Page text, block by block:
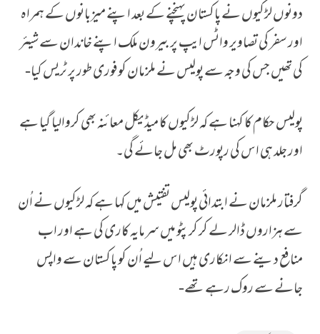
دونوں لڑکیوں نے پاکستان پہنچنے کے بعد اپنے میزبانوں کے ہمراہ
اور سفر کی تصاویر واٹس ایپ پر بیرون ملک اپنے خاندان سے شیئر
کی تھیں جس کی وجہ سے پولیس نے ملزمان کو فوری طور پر ٹریس کیا-
پولیس حکام کا کہنا ہے کہ لڑکیوں کا میڈیکل معائنہ بھی کروالیا گیا ہے
اور جلد ہی اس کی رپورٹ بھی مل جائے گی۔
گرفتار ملزمان نے ابتدائی پولیس تفتیش میں‌ کہا ہے کہ لڑکیوں نے اُن
سے ہزاروں ڈالر لے کر کرپٹو میں سرمایہ کاری کی ہے اور اب
منافع دینے سے انکاری ہیں اس لیے اُن کو پاکستان سے واپس
جانے سے روک رہے تھے-